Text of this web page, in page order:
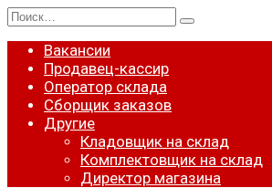
Перейти
к
содержанию
Search
for:
Вакансии
Продавец-кассир
Оператор склада
Сборщик заказов
Другие
Кладовщик на склад
Комплектовщик на склад
Директор магазина